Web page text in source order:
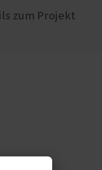
zum Projekt